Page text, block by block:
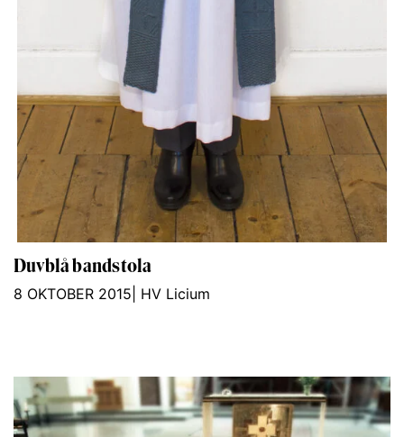
Duvblå bandstola
8 OKTOBER 2015 HV Licium